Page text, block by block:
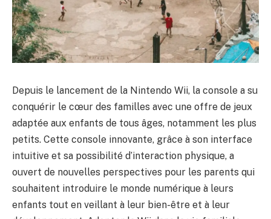
Depuis le lancement de la Nintendo Wii, la console a su
conquérir le cœur des familles avec une offre de jeux
adaptée aux enfants de tous âges, notamment les plus
petits. Cette console innovante, grâce à son interface
intuitive et sa possibilité d’interaction physique, a
ouvert de nouvelles perspectives pour les parents qui
souhaitent introduire le monde numérique à leurs
enfants tout en veillant à leur bien-être et à leur